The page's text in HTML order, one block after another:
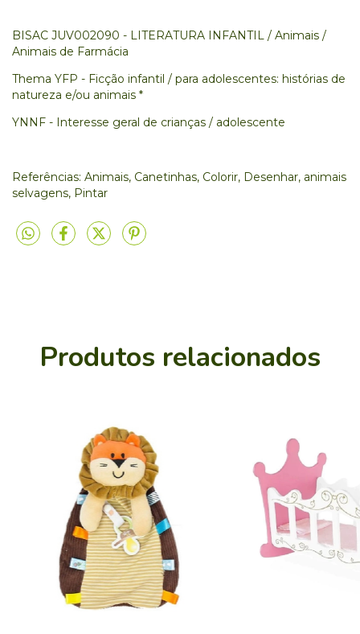
BISAC JUV002090 - LITERATURA INFANTIL / Animais /
Animais de Farmácia
Thema YFP - Ficção infantil / para adolescentes: histórias de
natureza e/ou animais *
YNNF - Interesse geral de crianças / adolescente
Referências: Animais, Canetinhas, Colorir, Desenhar, animais
selvagens, Pintar
Produtos relacionados